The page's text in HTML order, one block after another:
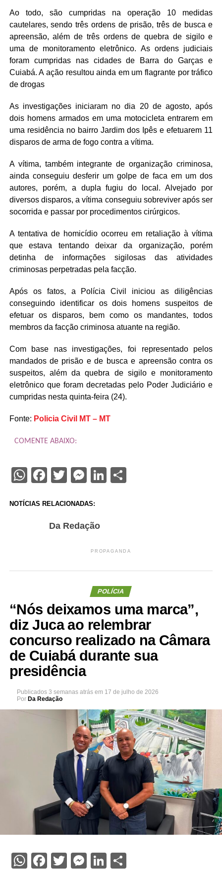
Ao todo, são cumpridas na operação 10 medidas
cautelares, sendo três ordens de prisão, três de busca e
apreensão, além de três ordens de quebra de sigilo e
uma de monitoramento eletrônico. As ordens judiciais
foram cumpridas nas cidades de Barra do Garças e
Cuiabá. A ação resultou ainda em um flagrante por tráfico
de drogas
As investigações iniciaram no dia 20 de agosto, após
dois homens armados em uma motocicleta entrarem em
uma residência no bairro Jardim dos Ipês e efetuarem 11
disparos de arma de fogo contra a vítima.
A vítima, também integrante de organização criminosa,
ainda conseguiu desferir um golpe de faca em um dos
autores, porém, a dupla fugiu do local. Alvejado por
diversos disparos, a vítima conseguiu sobreviver após ser
socorrida e passar por procedimentos cirúrgicos.
A tentativa de homicídio ocorreu em retaliação à vítima
que estava tentando deixar da organização, porém
detinha de informações sigilosas das atividades
criminosas perpetradas pela facção.
Após os fatos, a Polícia Civil iniciou as diligências
conseguindo identificar os dois homens suspeitos de
efetuar os disparos, bem como os mandantes, todos
membros da facção criminosa atuante na região.
Com base nas investigações, foi representado pelos
mandados de prisão e de busca e apreensão contra os
suspeitos, além da quebra de sigilo e monitoramento
eletrônico que foram decretadas pelo Poder Judiciário e
cumpridas nesta quinta-feira (24).
Fonte: Policia Civil MT – MT
COMENTE ABAIXO:
WhatsApp
Facebook
Twitter
Messenger
LinkedIn
Share
NOTÍCIAS RELACIONADAS:
Da Redação
PROPAGANDA
POLÍCIA
“Nós deixamos uma marca”,
diz Juca ao relembrar
concurso realizado na Câmara
de Cuiabá durante sua
presidência
Publicados 3 semanas atrás em 17 de julho de 2026
Por Da Redação
WhatsApp
Facebook
Twitter
Messenger
LinkedIn
Share